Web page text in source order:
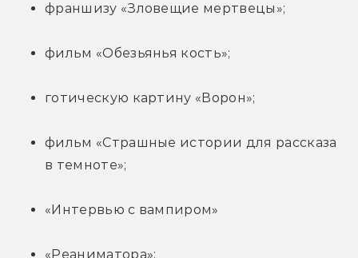
франшизу «Зловещие мертвецы»;
фильм «Обезьянья кость»;
готическую картину «Ворон»;
фильм «Страшные истории для рассказа
в темноте»;
«Интервью с вампиром»
«Реаниматора»;